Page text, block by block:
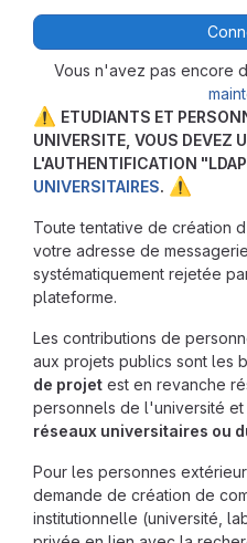
⚠️ ETUDIANTS ET
UNIVERSITE, VOUS DEVEZ
L'AUTHENTIFICATION
UNIVERSITAIRES. ⚠️
Toute tentative de création
votre adresse de
systématiquement rejetée
plateforme.
Les contributions de
aux projets publics sont les
de projet est en revanche
personnels de l'université et
réseaux universitaires ou
Pour les personnes
demande de création de
institutionnelle (université,
Vous n'avez pas encore